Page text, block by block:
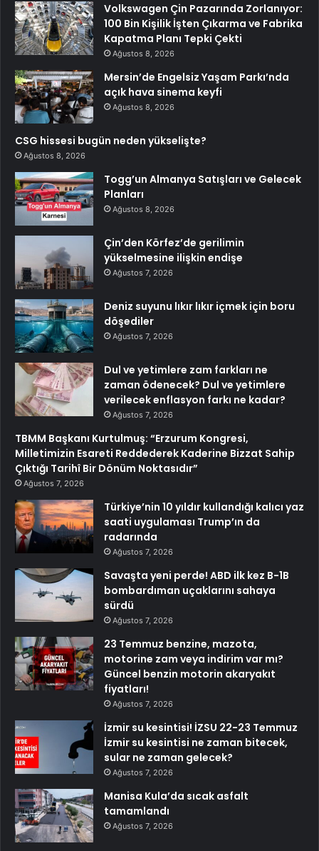
Volkswagen Çin Pazarında Zorlanıyor:
100 Bin Kişilik İşten Çıkarma ve Fabrika
Kapatma Planı Tepki Çekti
Ağustos 8, 2026
Mersin’de Engelsiz Yaşam Parkı’nda
açık hava sinema keyfi
Ağustos 8, 2026
CSG hissesi bugün neden yükselişte?
Ağustos 8, 2026
Togg’un Almanya Satışları ve Gelecek
Planları
Ağustos 8, 2026
Çin’den Körfez’de gerilimin
yükselmesine ilişkin endişe
Ağustos 7, 2026
Deniz suyunu lıkır lıkır içmek için boru
döşediler
Ağustos 7, 2026
Dul ve yetimlere zam farkları ne
zaman ödenecek? Dul ve yetimlere
verilecek enflasyon farkı ne kadar?
Ağustos 7, 2026
TBMM Başkanı Kurtulmuş: “Erzurum Kongresi,
Milletimizin Esareti Reddederek Kaderine Bizzat Sahip
Çıktığı Tarihî Bir Dönüm Noktasıdır”
Ağustos 7, 2026
Türkiye’nin 10 yıldır kullandığı kalıcı yaz
saati uygulaması Trump’ın da
radarında
Ağustos 7, 2026
Savaşta yeni perde! ABD ilk kez B-1B
bombardıman uçaklarını sahaya
sürdü
Ağustos 7, 2026
23 Temmuz benzine, mazota,
motorine zam veya indirim var mı?
Güncel benzin motorin akaryakıt
fiyatları!
Ağustos 7, 2026
İzmir su kesintisi! İZSU 22-23 Temmuz
İzmir su kesintisi ne zaman bitecek,
sular ne zaman gelecek?
Ağustos 7, 2026
Manisa Kula’da sıcak asfalt
tamamlandı
Ağustos 7, 2026